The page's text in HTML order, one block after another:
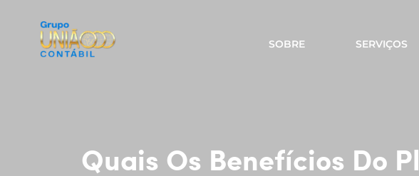
SOBRE SERVIÇOS
Quais Os Benefícios Do